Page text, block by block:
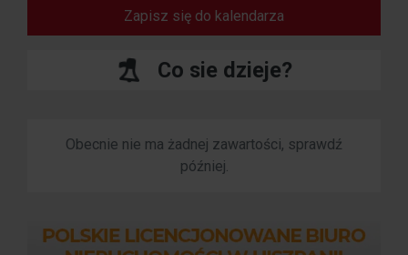
Zapisz się do kalendarza
Co sie dzieje?
Obecnie nie ma żadnej zawartości, sprawdź
później.